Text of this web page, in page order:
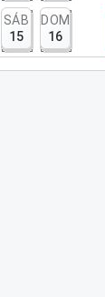
SÁB
15
DOM
16